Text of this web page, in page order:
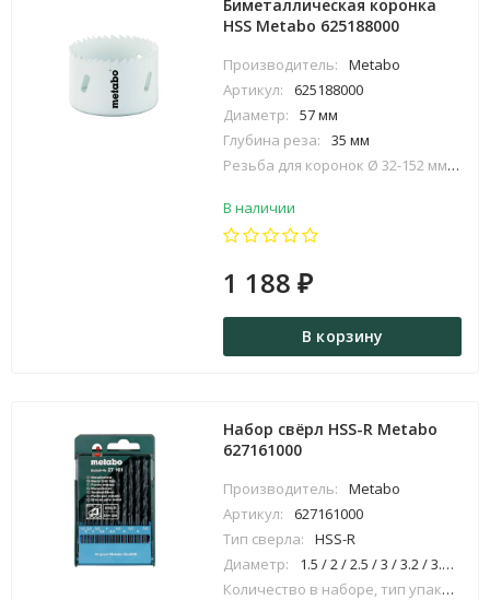
Биметаллическая коронка
HSS Metabo 625188000
Производитель:
Metabo
Артикул:
625188000
Диаметр:
57 мм
Глубина реза:
35 мм
Резьба для коронок Ø 32-152 мм:
В наличии
1 188₽
В корзину
Набор свёрл HSS-R Metabo
627161000
Производитель:
Metabo
Артикул:
627161000
Тип сверла:
HSS-R
Диаметр:
1.5 / 2 / 2.5 / 3 / 3.2 / 3.5 / 4 / 4.5 / 4.8 / 5 / 5.5 / 6 / 6.5 мм;
Количество в наборе, тип упаковки: